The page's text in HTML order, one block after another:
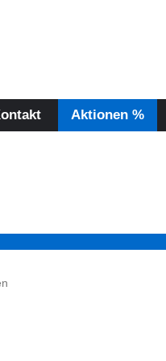
Aktionen %